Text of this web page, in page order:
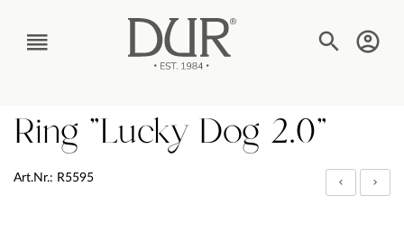
TEXT_BTN_MENU
Ring "Lucky Dog 2.0"
Art.Nr.: R5595